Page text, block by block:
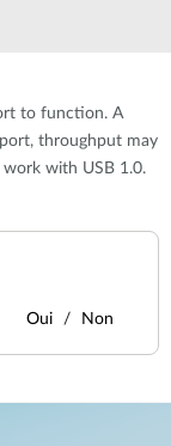
to function. A
throughput may
with USB 1.0.
Oui Non